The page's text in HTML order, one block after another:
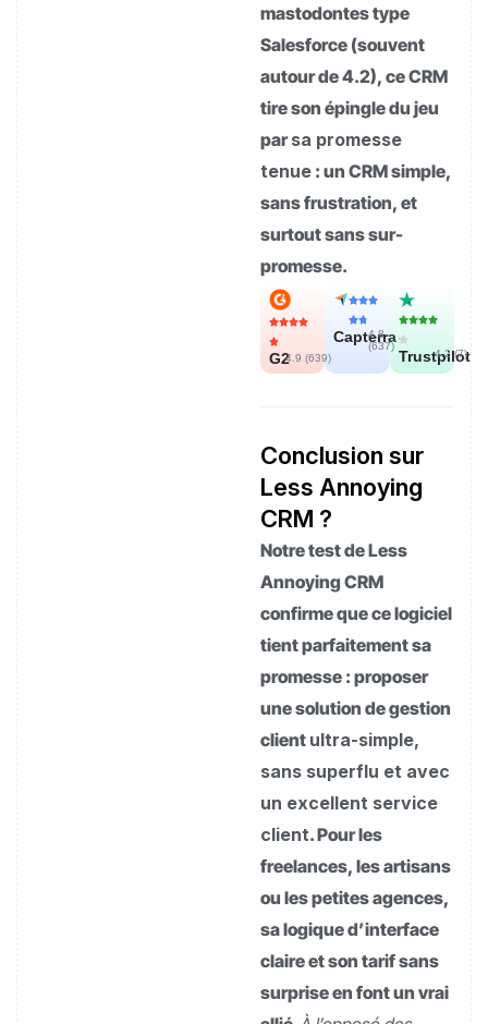
mastodontes type
Salesforce (souvent
autour de 4.2), ce CRM
tire son épingle du jeu
parsa promesse
tenue : un CRM simple,
sans frustration, et
surtout sans sur-
promesse.
G24.9 (639)
Capterra
4.8
(637)
Trustpilot
4.2 (7)
Conclusion sur
Less Annoying
CRM ?
Notre test de Less
Annoying CRM
confirme que ce logiciel
tient parfaitement sa
promesse : proposer
une solution de gestion
client ultra-simple,
sans superflu et avec
un excellent service
client. Pour les
freelances, les artisans
ou les petites agences,
sa logique d’interface
claire et son tarif sans
surprise en font un vrai